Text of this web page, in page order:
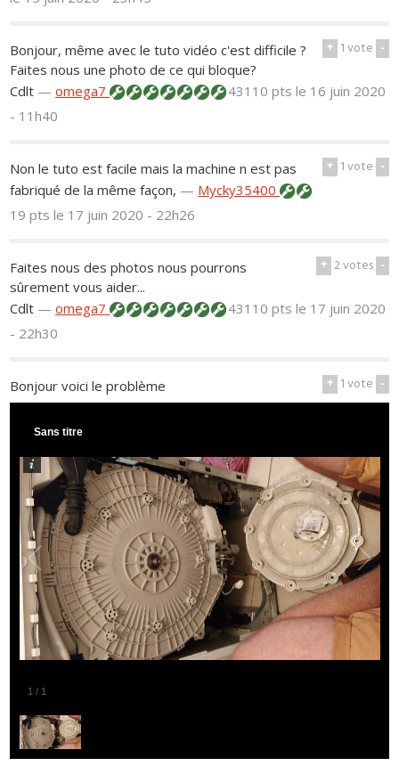
+ 1vote -
Bonjour, même avec le tuto vidéo c'est difficile ?
Faites nous une photo de ce qui bloque?
Cdlt —omega7 43110 ptsle 16 juin 2020
- 11h40
+ 1vote -
Non le tuto est facile mais la machine n est pas
fabriqué de la même façon, — Mycky35400
19 ptsle 17 juin 2020 - 22h26
+ 2votes -
Faites nous des photos nous pourrons
sûrement vous aider...
Cdlt —omega7 43110 ptsle 17 juin 2020
- 22h30
+ 1vote -
Bonjour voici le problème
1 / 1
Sans titre